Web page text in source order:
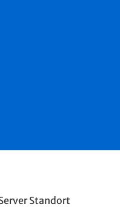
Standort